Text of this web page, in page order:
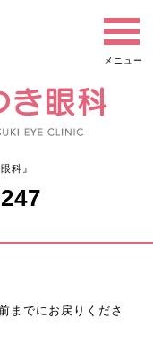
科』
までにお戻りくださ